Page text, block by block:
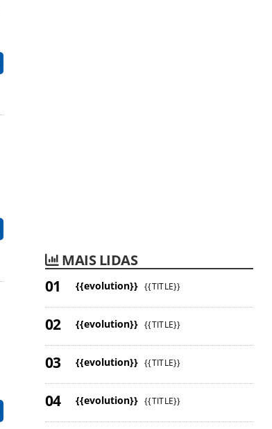
MAIS LIDAS
{{evolution}} {{TITLE}}
{{evolution}} {{TITLE}}
{{evolution}} {{TITLE}}
{{evolution}} {{TITLE}}